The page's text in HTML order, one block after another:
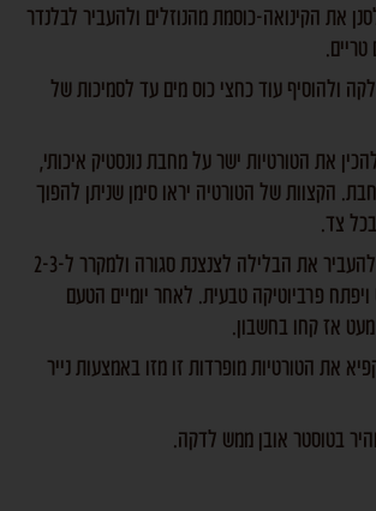
את הקינואה-כוסמת מהנוזלים ולהעביר לבלנדר
ולהוסיף עוד כחצי כוס מים עד לסמיכות של
את הטורטיות ישר על מחבת נונסטיק איכותי,
הקצוות של הטורטיה יראו סימן שניתן להפוך
אפשרות נוספת: להעביר את הבלילה לצנצנת סגורה ולמקרר ל-2-3
פרביוטיקה טבעית. לאחר יומיים הטעם
אז קחו בחשבון.
את הטורטיות מופרדות זו מזו באמצעות נייר
בטוסטר אובן ממש לדקה.